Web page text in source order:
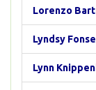
Lorenzo
Lyndsy
Lynn